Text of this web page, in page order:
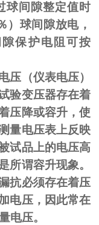
球间隙整定值时
）球间隙放电，
保护电阻可按
压（仪表电压）
验变压器存在着
压降或容升，使
量电压表上反映
试品上的电压高
所谓容升现象。
抗必须存在着压
电压，因此常在
电压。